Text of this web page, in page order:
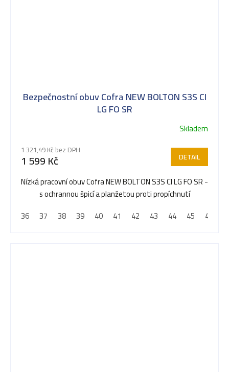
Bezpečnostní obuv Cofra NEW BOLTON S3S CI
LG FO SR
Skladem
1 321,49 Kč bez DPH
1 599 Kč DETAIL
Nízká pracovní obuv Cofra NEW BOLTON S3S CI LG FO SR -
s ochrannou špicí a planžetou proti propíchnutí
36
37 38 39 40 41 42 43 44 45 46